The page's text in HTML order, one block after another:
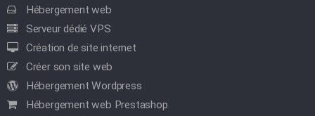
Hébergement web
Serveur dédié VPS
Création de site internet
Créer son site web
Hébergement Wordpress
Hébergement web Prestashop